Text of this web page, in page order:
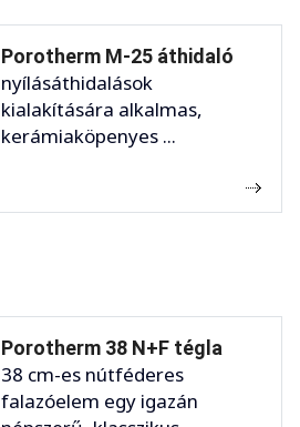
Porotherm M-25 áthidaló
nyílásáthidalások
kialakítására alkalmas,
kerámiaköpenyes ...
Porotherm 38 N+F tégla
38 cm-es nútféderes
falazóelem egy igazán